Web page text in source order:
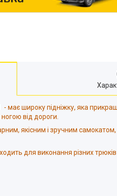
має широку підніжку, яка
від дороги.
якісним і зручним
для виконання різних